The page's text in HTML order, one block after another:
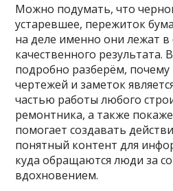
Можно подумать, что
устаревшее, пережиток
на деле именно они лежат в
качественного результата.
подробно разберём,
чертежей и заметок
частью работы любого
ремонтника, а также
помогает создавать
понятный контент для
куда обращаются люди за
вдохновением.